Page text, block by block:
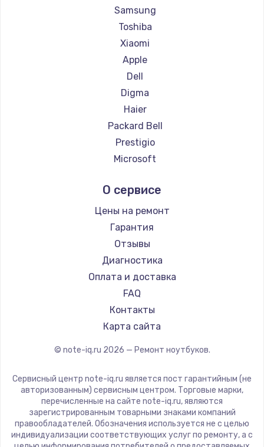
Ремонт ноутбуков LG
Ремонт ноутбуков Panasonic
Ремонт ноутбуков Irbis
Ремонт ноутбуков Thunderobot
Ремонт ноутбуков Hasee
Ремонт ноутбуков ZTE
Ремонт ноутбуков Hiper
Ремонт ноутбуков Evga
Ремонт ноутбуков Google
Ремонт ноутбуков Echips
Ремонт ноутбуков Predator
Ремонт ноутбуков iru
Ремонт ноутбуков Machenike
Ремонт ноутбуков DEXP
Ремонт ноутбуков Teclast
Ремонт ноутбуков CHUWI
Ремонт ноутбуков Colorful
Samsung
Toshiba
Xiaomi
Apple
Dell
Digma
Haier
Packard Bell
Prestigio
Microsoft
Aquarius
Gigabyte
Aorus
Maibenben
Getac
Epson
Philips
LG
Panasonic
ZTE
Hiper
Evga
Google
О сервисе
Цены на ремонт
Гарантия
Отзывы
Диагностика
Оплата и доставка
FAQ
Контакты
Карта сайта
© note-iq.ru 2026 — Ремонт ноутбуков.
Сервисный центр note-iq.ru является пост гарантийным (не
авторизованным) сервисным центром. Торговые марки,
перечисленные на сайте note-iq.ru, являются
зарегистрированным товарными знаками компаний
правообладателей. Обозначения используется не с целью
индивидуализации соответствующих услуг по ремонту, а с